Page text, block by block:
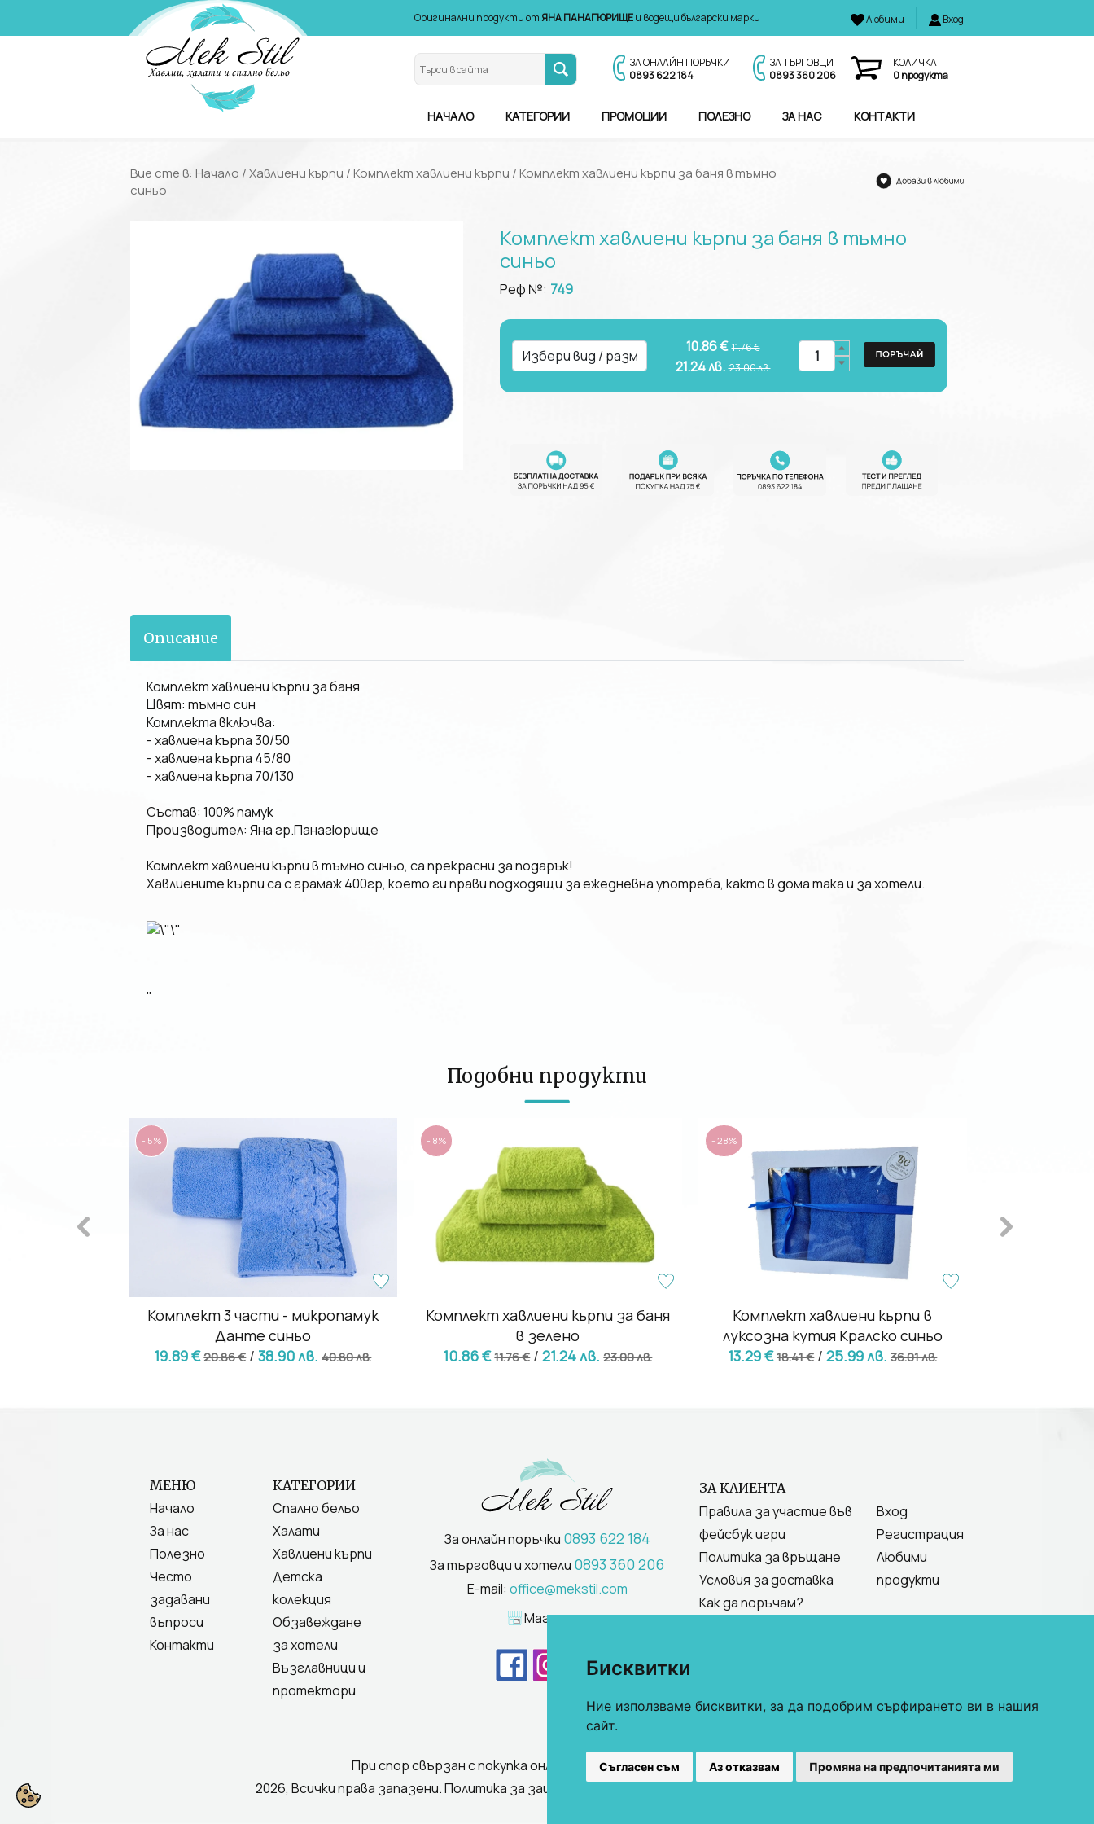
Бисквитки
Ние използваме бисквитки, за да подобрим сърфирането ви в нашия
сайт.
Съгласен съм Аз отказвам Промяна на предпочитанията ми
Оригинални продукти от ЯНА ПАНАГЮРИЩЕи водещи български марки Любими Вход
ЗА ОНЛАЙН ПОРЪЧКИ
0893 622 184
ЗА ТЪРГОВЦИ
0893 360 206
КОЛИЧКА
0продукта
НАЧАЛО КАТЕГОРИИ ПРОМОЦИИ ПОЛЕЗНО ЗА НАС КОНТАКТИ
Вие сте в: Начало /Хавлиени кърпи / Комплект хавлиени кърпи / Комплект хавлиени кърпи за баня в тъмно
синьо
Комплект хавлиени кърпи за баня в тъмно
синьо
Реф №: 749
10.86 € 11.76 €
21.24лв. 23.00лв.
Описание
Комплект хавлиени кърпи за баня
Цвят: тъмно син
Комплекта включва:
- хавлиена кърпа 30/50
- хавлиена кърпа 45/80
- хавлиена кърпа 70/130
Състав: 100% памук
Производител: Яна гр.Панагюрище
Комплект хавлиени кърпи в тъмно синьо, са прекрасни за подарък!
Хавлиените кърпи са с грамаж 400гр, което ги прави подходящи за ежедневна употреба, както в дома така и за хотели.
"
Подобни продукти
- 5%
Комплект 3 части - микропамук
Данте синьо
19.89 €20.86 € / 38.90 лв. 40.80 лв.
- 8%
Комплект хавлиени кърпи за баня
в зелено
10.86 €11.76 € / 21.24 лв. 23.00 лв.
- 28%
Комплект хавлиени кърпи в
луксозна кутия Кралско синьо
13.29 €18.41 € / 25.99 лв. 36.01 лв.
МЕНЮ
Начало
За нас
Полезно
Често
задавани
въпроси
Контакти
КАТЕГОРИИ
Спално бельо
Халати
Хавлиени кърпи
Детска
колекция
Обзавеждане
за хотели
Възглавници и
протектори
За онлайн поръчки 0893 622 184
За търговци и хотели 0893 360 206
E-mail: office@mekstil.com
Магазини
ЗА КЛИЕНТА
Правила за участие във
фейсбук игри
Политика за връщане
Условия за доставка
Как да поръчам?
Вход
Регистрация
Любими
продукти
При спор свързан с покупка онлайн, използвате "сайта ОРС"
2026, Всички права запазени.Политика за защита на личните данни